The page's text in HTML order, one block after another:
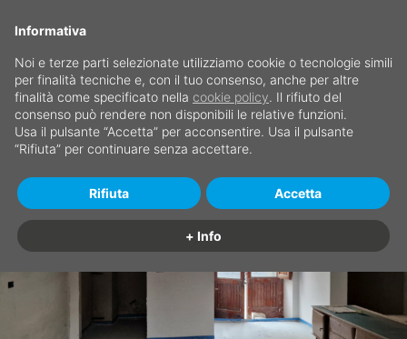
Informativa
Noi e terze parti selezionate utilizziamo cookie o tecnologie simili
per finalità tecniche e, con il tuo consenso, anche per altre
finalità come specificato nella cookie policy. Il rifiuto del
consenso può rendere non disponibili le relative funzioni.
Usa il pulsante “Accetta” per acconsentire. Usa il pulsante
“Rifiuta” per continuare senza accettare.
+ Info
Rifiuta Accetta